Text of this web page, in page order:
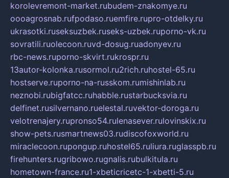
korolevremont-market.rubudem-znakomye.ru
oooagrosnab.rufpodaso.ruemfire.rupro-otdelky.ru
ukrasotki.ruseksuzbek.ruseks-uzbek.ruporno-vk.ru
sovratili.ruolecoon.ruvd-dosug.ruadonyev.ru
rbc-news.ruporno-skvirt.rukrospr.ru
13autor-kolonka.rusormol.ru2rich.ruhostel-65.ru
hostserve.ruporno-na-russkom.rumishinlab.ru
neznobi.rubigfatcc.ruhabble.rustarbucksvia.ru
delfinet.rusilvernano.ruelestal.ruvektor-doroga.ru
velotrenajery.rupronso54.rulenasever.rulovinskix.ru
show-pets.rusmartnews03.rudiscofoxworld.ru
miraclecoon.rupongup.ruhostel65.ruliura.ruglasspb.ru
firehunters.rugribowo.rugnalis.rubulkitula.ru
hometown-france.ru1-xbeticricetc-1-xbetti-5.ru